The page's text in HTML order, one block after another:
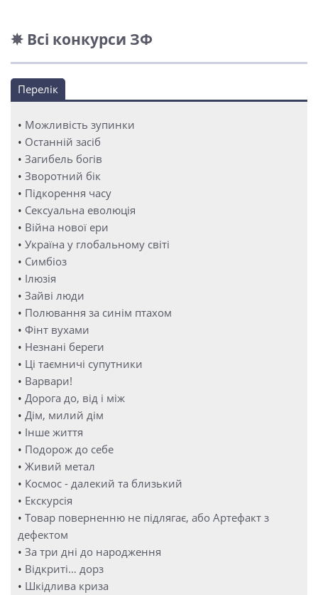
✵ Всі конкурси ЗФ
Перелік
• Можливість зупинки
• Останній засіб
• Загибель богів
• Зворотний бік
• Підкорення часу
• Сексуальна еволюція
• Війна нової ери
• Україна у глобальному світі
• Симбіоз
• Ілюзія
• Зайві люди
• Полювання за синім птахом
• Фінт вухами
• Незнані береги
• Ці таємничі супутники
• Варвари!
• Дорога до, від і між
• Дім, милий дім
• Інше життя
• Подорож до себе
• Живий метал
• Космос - далекий та близький
• Екскурсія
• Товар поверненню не підлягає, або Артефакт з
дефектом
• За три дні до народження
• Відкриті… дорз
• Шкідлива криза